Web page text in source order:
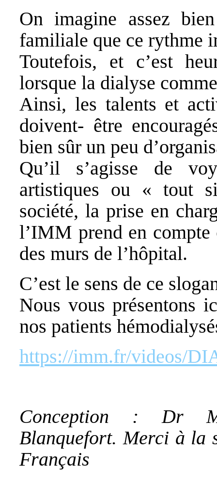
On imagine assez
familiale que ce rythme
Toutefois, et c’est
lorsque la dialyse
Ainsi, les talents et
doivent- être
bien sûr un peu
Qu’il s’agisse de
artistiques ou « tout
société, la prise en
l’IMM prend en
des murs de l’hôpital.
C’est le sens de ce
Nous vous présentons
nos patients
https://imm.fr/videos/
Conception : Dr
Blanquefort. Merci à la
Français